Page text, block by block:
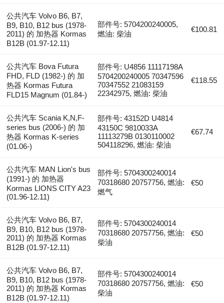
公共汽车 Volvo B6, B7,
B9, B10, B12 bus (1978-
2011) 的 加热器 Kormas
B12B (01.97-12.11)
部件号: 5704200240005,
燃油: 柴油
€100.81
公共汽车 Bova Futura
FHD, FLD (1982-) 的 加
热器 Kormas Futura
FLD15 Magnum (01.84-)
部件号: U4856 11117198A
5704200240005 70347596
70347552 21083159
22342975, 燃油: 柴油
€118.55
公共汽车 Scania K,N,F-
series bus (2006-) 的 加
热器 Kormas K-series
(01.06-)
部件号: 43152D U4814
43150C 9810033A
11113279B 0130110002
504118296, 燃油: 柴油
€67.74
公共汽车 MAN Lion's bus
(1991-) 的 加热器
Kormas LIONS CITY A23
(01.96-12.11)
部件号: 5704300240014
70318680 20757756, 燃油:
燃气
€50
公共汽车 Volvo B6, B7,
B9, B10, B12 bus (1978-
2011) 的 加热器 Kormas
B12B (01.97-12.11)
部件号: 5704300240014
70318680 20757756, 燃油:
柴油
€50
公共汽车 Volvo B6, B7,
B9, B10, B12 bus (1978-
2011) 的 加热器 Kormas
B12B (01.97-12.11)
部件号: 5704300240014
70318680 20757756, 燃油:
柴油
€50